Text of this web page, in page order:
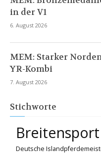
in der V1
6. August 2026
MEM: Starker
YR-Kombi
7. August 2026
Stichworte
Breitensport
Deutsche